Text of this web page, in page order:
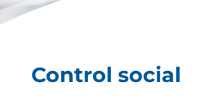
Control social